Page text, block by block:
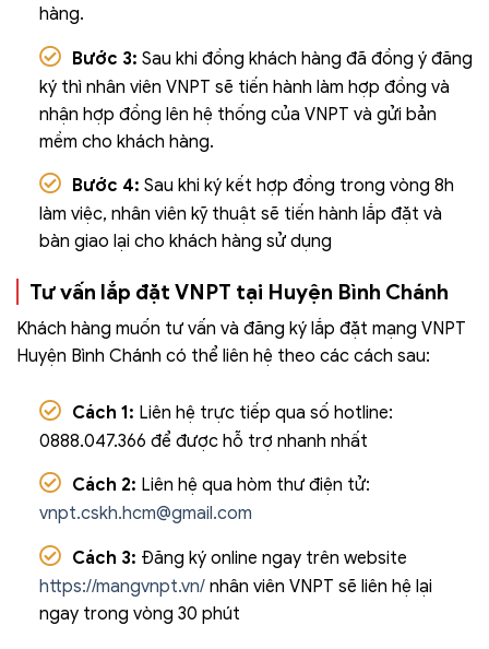
hàng.
Bước 3: Sau khi đồng khách hàng đã đồng ý đăng
ký thì nhân viên VNPT sẽ tiến hành làm hợp đồng và
nhận hợp đồng lên hệ thống của VNPT và gửi bản
mềm cho khách hàng.
Bước 4: Sau khi ký kết hợp đồng trong vòng 8h
làm việc, nhân viên kỹ thuật sẽ tiến hành lắp đặt và
bàn giao lại cho khách hàng sử dụng
Tư vấn lắp đặt VNPT tại Huyện Bình Chánh
Khách hàng muốn tư vấn và đăng ký lắp đặt mạng VNPT
Huyện Bình Chánh có thể liên hệ theo các cách sau:
Cách 1: Liên hệ trực tiếp qua số hotline:
0888.047.366 để được hỗ trợ nhanh nhất
Cách 2: Liên hệ qua hòm thư điện tử:
vnpt.cskh.hcm@gmail.com
Cách 3: Đăng ký online ngay trên website
https://mangvnpt.vn/nhân viên VNPT sẽ liên hệ lại
ngay trong vòng 30 phút